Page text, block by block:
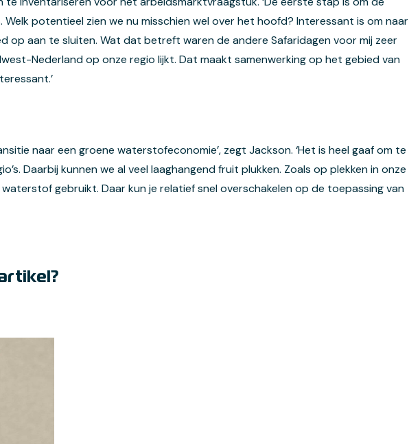
potentieel zien we nu misschien wel over het hoofd? Interessant is om naar
op aan te sluiten. Wat dat betreft waren de andere Safaridagen voor mij zeer
Nederland op onze regio lijkt. Dat maakt samenwerking op het gebied van
naar een groene waterstofeconomie’, zegt Jackson. ‘Het is heel gaaf om te
Daarbij kunnen we al veel laaghangend fruit plukken. Zoals op plekken in onze
gebruikt. Daar kun je relatief snel overschakelen op de toepassing van